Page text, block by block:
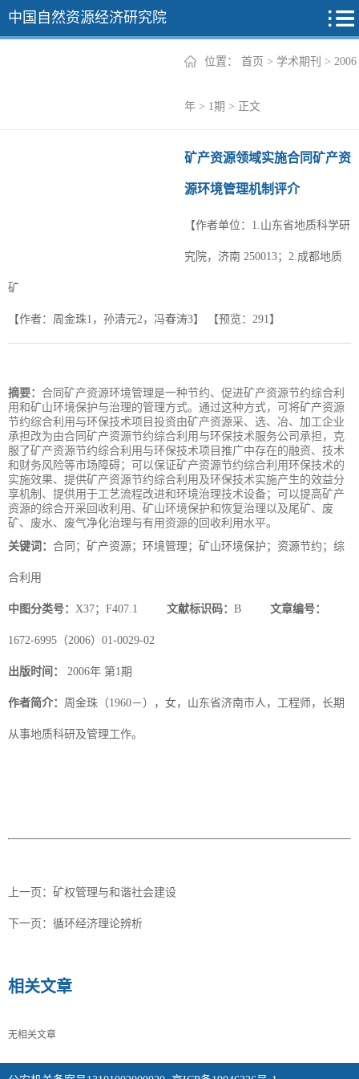
中国自然资源经济研究院
位置： 首页 > 学术期刊 > 2006
年 > 1期 > 正文
矿产资源领域实施合同矿产资
源环境管理机制评介
【作者单位：1.山东省地质科学研
究院，济南 250013；2.成都地质
矿
【作者：周金珠1，孙清元2，冯春涛3】 【预览： 291】
摘要： 合同矿产资源环境管理是一种节约、促进矿产资源节约综合利
用和矿山环境保护与治理的管理方式。通过这种方式，可将矿产资源
节约综合利用与环保技术项目投资由矿产资源采、选、冶、加工企业
承担改为由合同矿产资源节约综合利用与环保技术服务公司承担，克
服了矿产资源节约综合利用与环保技术项目推广中存在的融资、技术
和财务风险等市场障碍；可以保证矿产资源节约综合利用环保技术的
实施效果、提供矿产资源节约综合利用及环保技术实施产生的效益分
享机制、提供用于工艺流程改进和环境治理技术设备；可以提高矿产
资源的综合开采回收利用、矿山环境保护和恢复治理以及尾矿、废
矿、废水、废气净化治理与有用资源的回收利用水平。
关键词： 合同；矿产资源；环境管理；矿山环境保护；资源节约；综
合利用
中图分类号： X37；F407.1 文献标识码： B 文章编号：
1672-6995（2006）01-0029-02
出版时间： 2006年 第1期
作者简介： 周金珠（1960－），女，山东省济南市人，工程师，长期
从事地质科研及管理工作。
上一页： 矿权管理与和谐社会建设
下一页： 循环经济理论辨析
相关文章
无相关文章